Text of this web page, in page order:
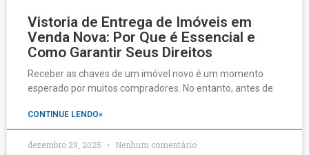
Vistoria de Entrega de Imóveis em
Venda Nova: Por Que é Essencial e
Como Garantir Seus Direitos
Receber as chaves de um imóvel novo é um momento
esperado por muitos compradores. No entanto, antes de
CONTINUE LENDO»
dezembro 29, 2025 Nenhum comentário